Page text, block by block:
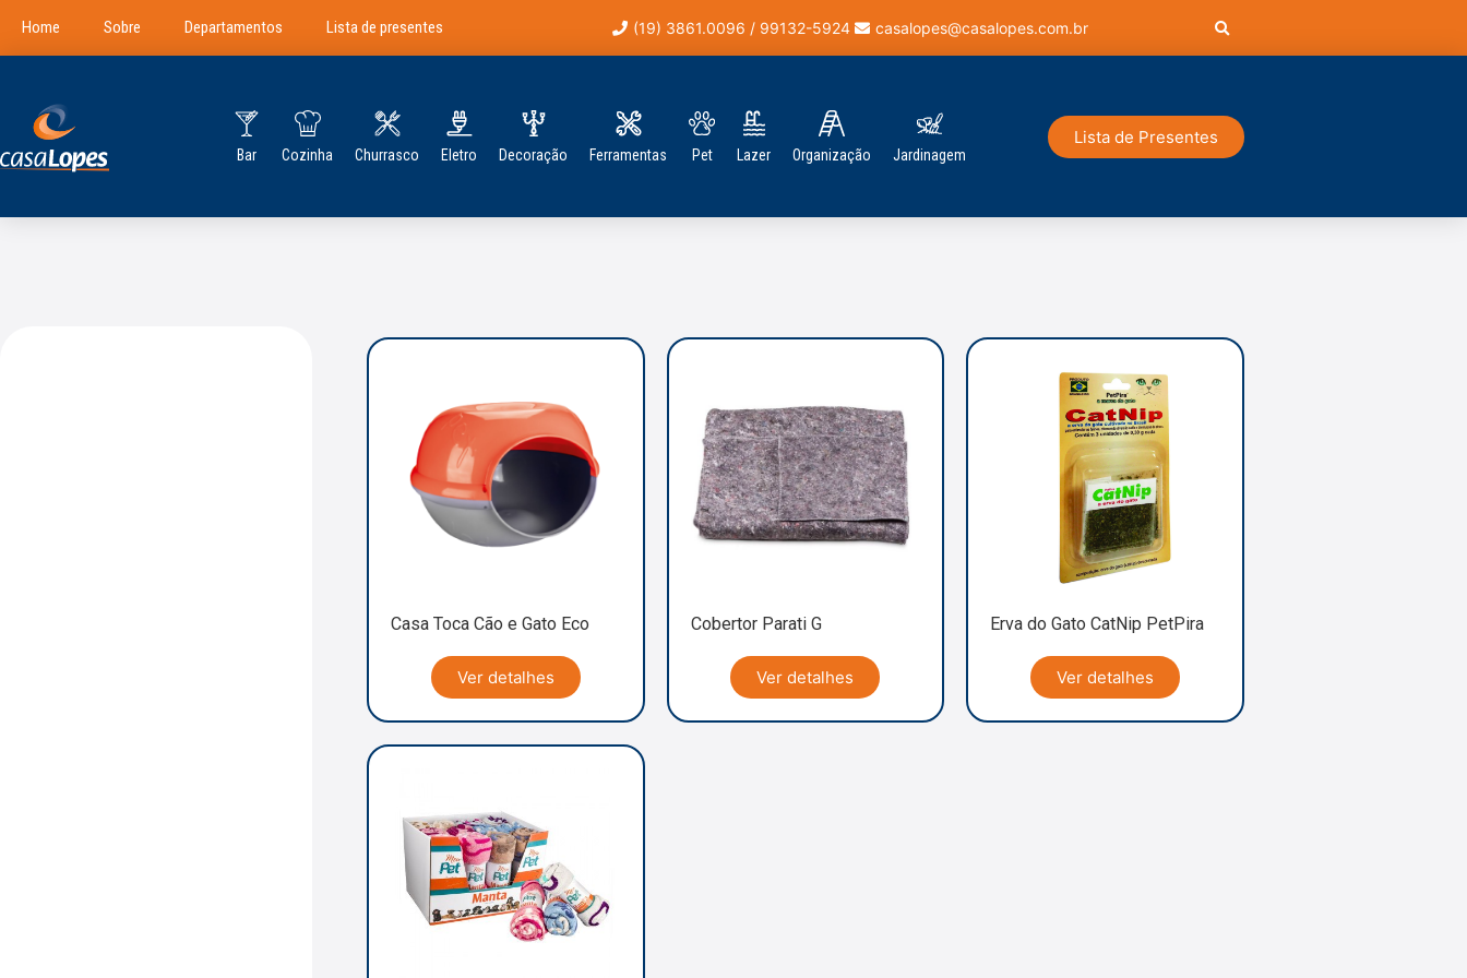
Home Sobre Departamentos Lista de presentes (19) 3861.0096 / 99132-5924 casalopes@casalopes.com.br
Bar Cozinha Churrasco Eletro Decoração Ferramentas Pet Lazer Organização Jardinagem
Lista de Presentes
Casa Toca Cão e Gato Eco
Ver detalhes
Cobertor Parati G
Ver detalhes
Erva do Gato CatNip PetPira
Ver detalhes